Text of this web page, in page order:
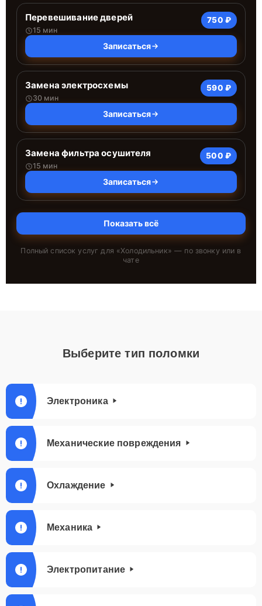
Перевешивание дверей
15 мин
750 ₽
Записаться
Замена электросхемы
30 мин
590 ₽
Записаться
Замена фильтра осушителя
15 мин
500 ₽
Записаться
Показать всё
Полный список услуг для «Холодильник» — по звонку или в
чате
Выберите тип поломки
Электроника
Механические повреждения
Охлаждение
Механика
Электропитание